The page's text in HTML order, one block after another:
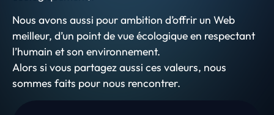
Nous avons aussi pour ambition d’offrir un Web
meilleur, d’un point de vue écologique en respectant
l’humain et son environnement.
Alors si vous partagez aussi ces valeurs, nous
sommes faits pour nous rencontrer.